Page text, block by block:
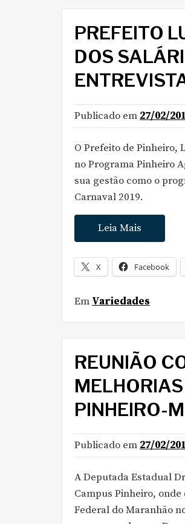
PREFEITO
DOS
Publicado em 27/02/
O Prefeito de Pinheiro,
no Programa Pinheiro
sua gestão como o
Carnaval 2019.
Leia Mais
X Facebook
Em Variedades
REUNIÃO
PINHEIRO-
Publicado em 27/02/
A Deputada Estadual
Campus Pinheiro,
Federal do Maranhão